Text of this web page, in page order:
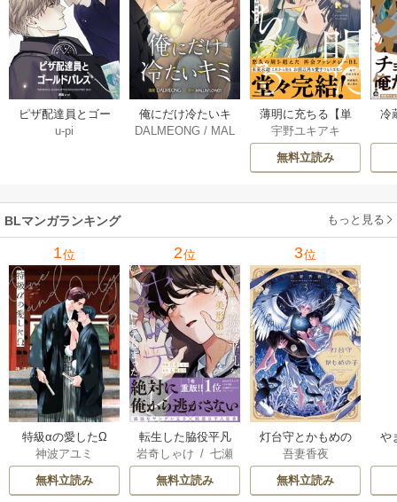
ピザ配達員とゴー
ルドパレス【タテ
u-pi
俺にだけ冷たいキ
ミ【タテヨミ】 34
DALMEONG / MAL
薄明に充ちる【単
行本版】 5巻
宇野ユキアキ
無料立読み
冷
BLマンガランキング もっと見る
1位
特級αの愛したΩ
神波アユミ
無料立読み
2位
転生した脇役平凡
な僕は、美形第二
王子をヤンデレに
してしまった【シ
岩奇しゃけ /七瀬
おむ
無料立読み
3位
灯台守とかもめの
子
吾妻香夜
無料立読み
や